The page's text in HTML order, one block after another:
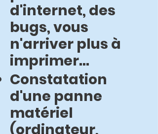
d'internet, des
bugs, vous
n'arriver plus à
imprimer...
Constatation
d'une panne
matériel
(ordinateur,